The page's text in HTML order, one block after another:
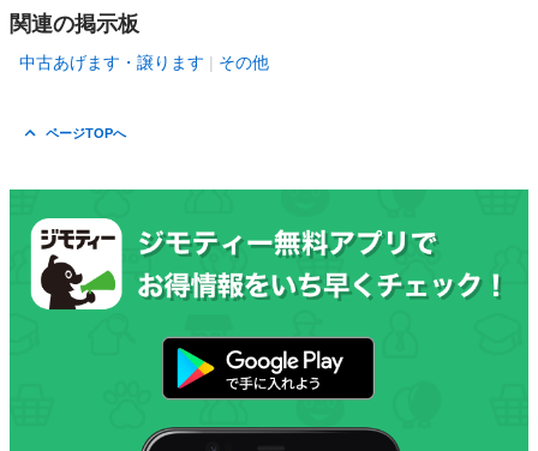
関連の掲示板
中古あげます・譲ります その他
ページTOPへ